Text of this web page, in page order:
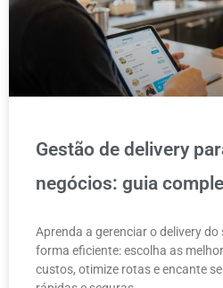
Gestão de delivery
negócios: guia
Aprenda a gerenciar o delivery
forma eficiente: escolha as
custos, otimize rotas e encante